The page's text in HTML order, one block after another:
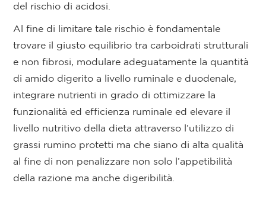
del rischio di acidosi.
Al fine di limitare tale rischio è fondamentale
trovare il giusto equilibrio tra carboidrati strutturali
e non fibrosi, modulare adeguatamente la quantità
di amido digerito a livello ruminale e duodenale,
integrare nutrienti in grado di ottimizzare la
funzionalità ed efficienza ruminale ed elevare il
livello nutritivo della dieta attraverso l’utilizzo di
grassi rumino protetti ma che siano di alta qualità
al fine di non penalizzare non solo l’appetibilità
della razione ma anche digeribilità.